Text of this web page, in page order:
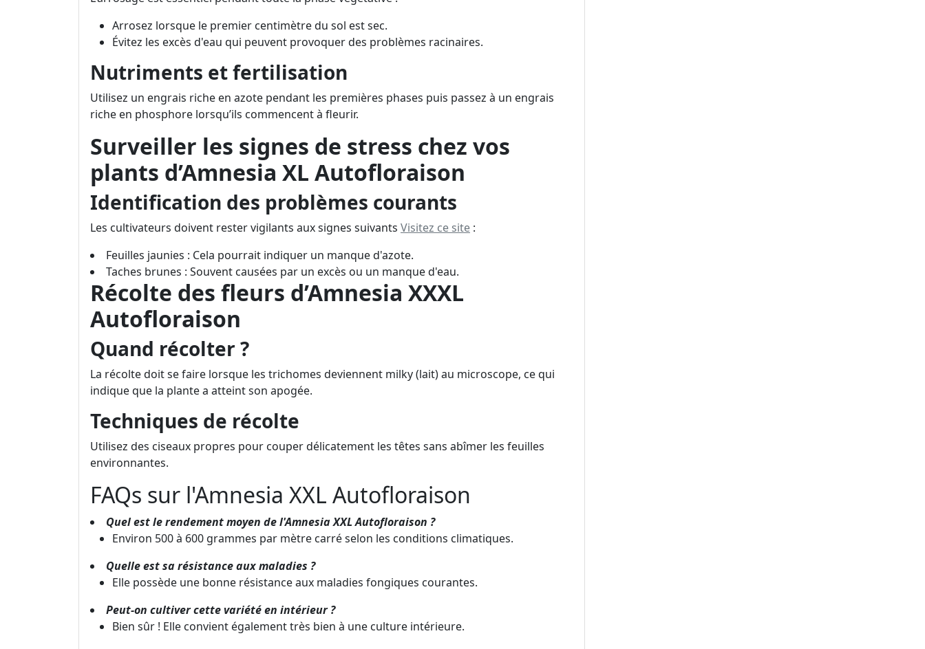
Arrosez lorsque le premier centimètre du sol est sec.
Évitez les excès d'eau qui peuvent provoquer des problèmes racinaires.
Nutriments et fertilisation
Utilisez un engrais riche en azote pendant les premières phases puis passez à un engrais
riche en phosphore lorsqu’ils commencent à fleurir.
Surveiller les signes de stress chez vos
plants d’Amnesia XL Autofloraison
Identification des problèmes courants
Les cultivateurs doivent rester vigilants aux signes suivants Visitez ce site :
Feuilles jaunies : Cela pourrait indiquer un manque d'azote.
Taches brunes : Souvent causées par un excès ou un manque d'eau.
Récolte des fleurs d’Amnesia XXXL
Autofloraison
Quand récolter ?
La récolte doit se faire lorsque les trichomes deviennent milky (lait) au microscope, ce qui
indique que la plante a atteint son apogée.
Techniques de récolte
Utilisez des ciseaux propres pour couper délicatement les têtes sans abîmer les feuilles
environnantes.
FAQs sur l'Amnesia XXL Autofloraison
Quel est le rendement moyen de l'Amnesia XXL Autofloraison ?
Environ 500 à 600 grammes par mètre carré selon les conditions climatiques.
Quelle est sa résistance aux maladies ?
Elle possède une bonne résistance aux maladies fongiques courantes.
Peut-on cultiver cette variété en intérieur ?
Bien sûr ! Elle convient également très bien à une culture intérieure.